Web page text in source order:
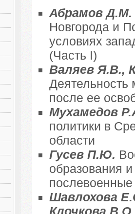
Абрамов Д.М.
Новгорода и
условиях
(Часть I)
Валяев Я.В.,
Деятельность
после ее
Мухамедов
политики в
области
Гусев П.Ю.
образования
послевоенные
Шавлохова
Клочкова